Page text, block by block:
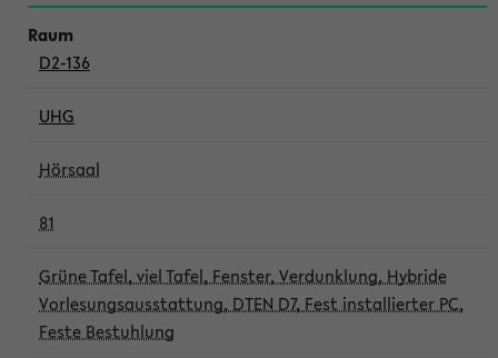
D2-136
UHG
Hörsaal
81
Grüne Tafel, viel Tafel, Fenster, Verdunklung, Hybride
Vorlesungsausstattung, DTEN D7, Fest installierter PC,
Feste Bestuhlung